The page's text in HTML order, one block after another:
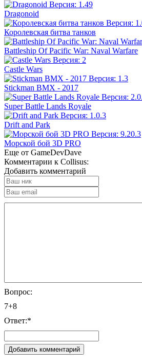
Dragonoid
Королевская битва танков
Battleship Of Pacific War: Naval Warfare
Castle Wars
Stickman BMX - 2017
Super Battle Lands Royale
Drift and Park
Морской бой 3D PRO
Еще от GameDevDave
Комментарии к Collisus:
Добавить комментарий
Вопрос:
7+8
Ответ:*